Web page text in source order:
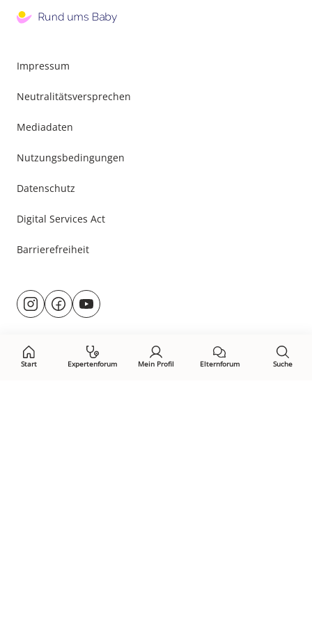
Start Expertenforum Mein Profil Elternforum Suche
Impressum
Neutralitätsversprechen
Mediadaten
Nutzungsbedingungen
Datenschutz
Digital Services Act
Barrierefreiheit
Besuche
uns@rund.ums.baby
facebook.com/rundumsbaby.de
youtube.com/@rundumsbaby_